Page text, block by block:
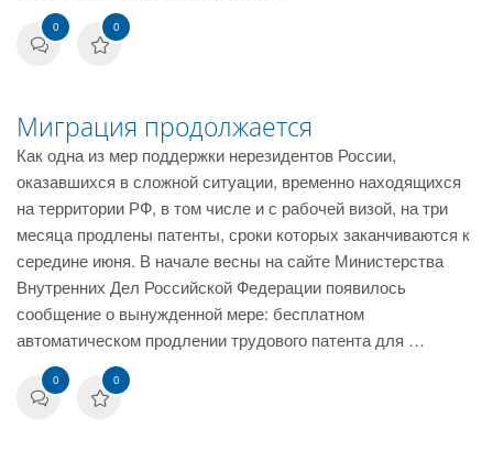
0 0
Миграция продолжается
Как одна из мер поддержки нерезидентов России,
оказавшихся в сложной ситуации, временно находящихся
на территории РФ, в том числе и с рабочей визой, на три
месяца продлены патенты, сроки которых заканчиваются к
середине июня. В начале весны на сайте Министерства
Внутренних Дел Российской Федерации появилось
сообщение о вынужденной мере: бесплатном
автоматическом продлении трудового патента для …
0 0